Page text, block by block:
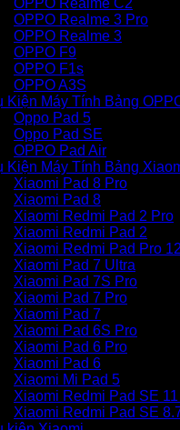
OPPO Realme C2
OPPO Realme 3 Pro
OPPO Realme 3
OPPO F9
OPPO F1s
OPPO A3S
Kiện Máy Tính Bảng
Oppo Pad 5
Oppo Pad SE
OPPO Pad Air
Kiện Máy Tính Bảng
Xiaomi Pad 8 Pro
Xiaomi Pad 8
Xiaomi Redmi Pad 2 Pro
Xiaomi Redmi Pad 2
Xiaomi Redmi Pad Pro
Xiaomi Pad 7 Ultra
Xiaomi Pad 7S Pro
Xiaomi Pad 7 Pro
Xiaomi Pad 7
Xiaomi Pad 6S Pro
Xiaomi Pad 6 Pro
Xiaomi Pad 6
Xiaomi Mi Pad 5
Xiaomi Redmi Pad SE
Xiaomi Redmi Pad SE